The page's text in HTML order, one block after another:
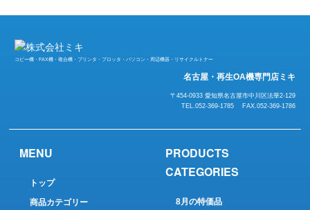
コピー機・FAX機・複合機・プリンタ・プロッタ・パソコン・周辺機器・リサイクルトナー
名古屋・再生OA機専門店ミキ
〒454-0933 愛知県名古屋市中川区法華2-129
TEL.052-369-1785 FAX.052-369-1786
MENU
トップ
商品カテゴリー
PRODUCTS
CATEGORIES
8月の特価品